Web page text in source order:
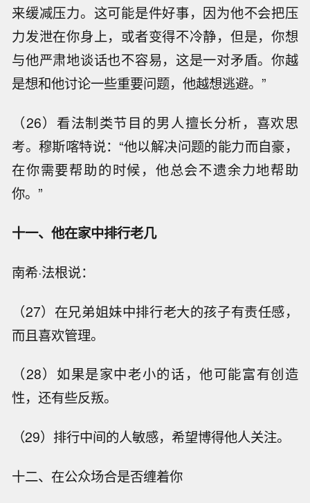
来缓减压力。这可能是件好事，因为他不会把压
力发泄在你身上，或者变得不冷静，但是，你想
与他严肃地谈话也不容易，这是一对矛盾。你越
是想和他讨论一些重要问题，他越想逃避。”
（26）看法制类节目的男人擅长分析，喜欢思
考。穆斯喀特说：“他以解决问题的能力而自豪，
在你需要帮助的时候，他总会不遗余力地帮助
你。”
十一、他在家中排行老几
南希·法根说：
（27）在兄弟姐妹中排行老大的孩子有责任感，
而且喜欢管理。
（28）如果是家中老小的话，他可能富有创造
性，还有些反叛。
（29）排行中间的人敏感，希望博得他人关注。
十二、在公众场合是否缠着你